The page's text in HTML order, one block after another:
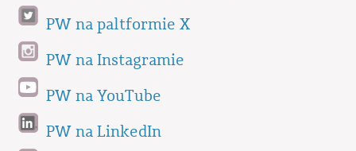
PW na paltformie X
PW na Instagramie
PW na YouTube
PW na LinkedIn